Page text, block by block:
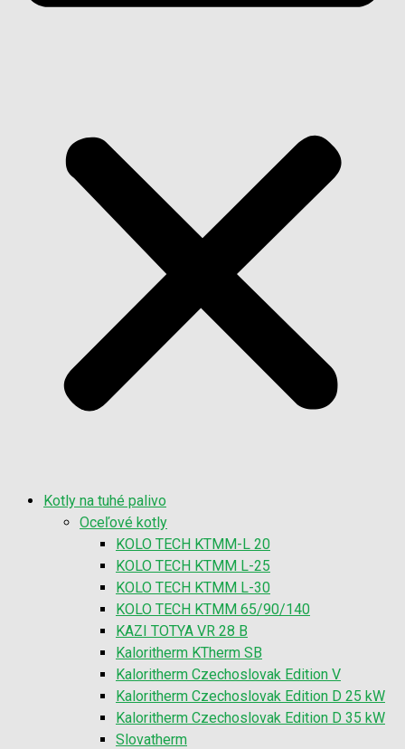
Kotly na tuhé palivo
Oceľové kotly
KOLO TECH KTMM-L 20
KOLO TECH KTMM L-25
KOLO TECH KTMM L-30
KOLO TECH KTMM 65/90/140
KAZI TOTYA VR 28 B
Kaloritherm KTherm SB
Kaloritherm Czechoslovak Edition V
Kaloritherm Czechoslovak Edition D 25 kW
Kaloritherm Czechoslovak Edition D 35 kW
Slovatherm